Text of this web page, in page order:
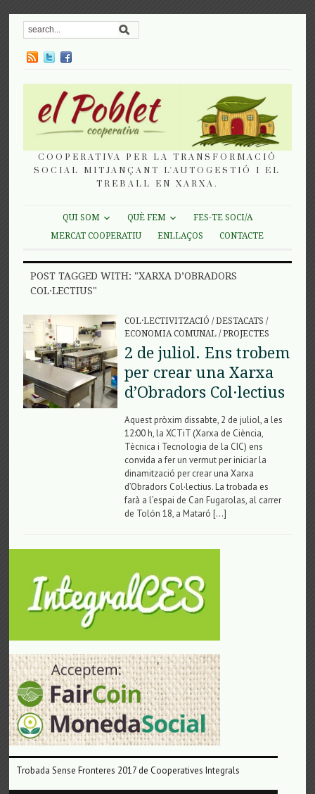
COOPERATIVA PER LA TRANSFORMACIÓ
SOCIAL MITJANÇANT L'AUTOGESTIÓ I EL
TREBALL EN XARXA.
QUI SOM QUÈ FEM
FES-TE SOCI/A
MERCAT COOPERATIU
ENLLAÇOS CONTACTE
POST TAGGED WITH: "XARXA D’OBRADORS
COL·LECTIUS"
COL·LECTIVITZACIÓ /DESTACATS /
ECONOMIA COMUNAL/PROJECTES
2 de juliol. Ens trobem
per crear una Xarxa
d’Obradors Col·lectius
Aquest pròxim dissabte, 2 de juliol, a les
12:00 h, la XCTiT (Xarxa de Ciència,
Tècnica i Tecnologia de la CIC) ens
convida a fer un vermut per iniciar la
dinamització per crear una Xarxa
d’Obradors Col·lectius. La trobada es
farà a l’espai de Can Fugarolas, al carrer
de Tolón 18, a Mataró […]
Trobada Sense Fronteres 2017 de Cooperatives Integrals